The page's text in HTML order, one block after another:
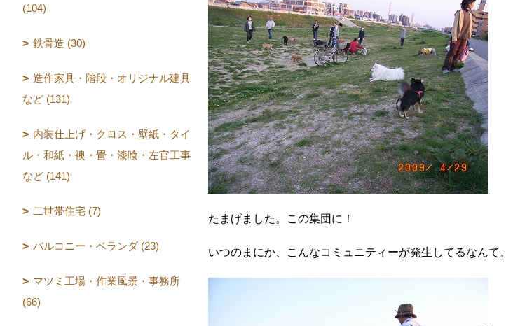
たまげました。この集団に！
いつのまにか、こんなコミュニティーが発生してるなんて。
(104)
鉄骨造 (30)
造作家具・階段・オリジナル建具
など (131)
内装仕上げ・クロス・壁紙・タイ
ル・和紙・襖・畳・漆喰・左官工事
など (141)
二世帯住宅 (7)
バルコニー・ベランダ (23)
マツミ工場・作業風景・事務所
(66)